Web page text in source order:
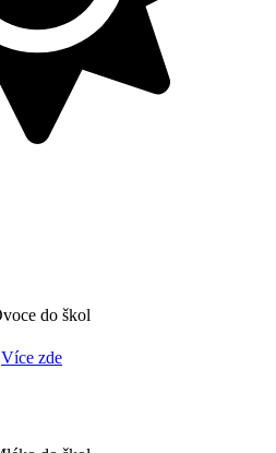
Více zde